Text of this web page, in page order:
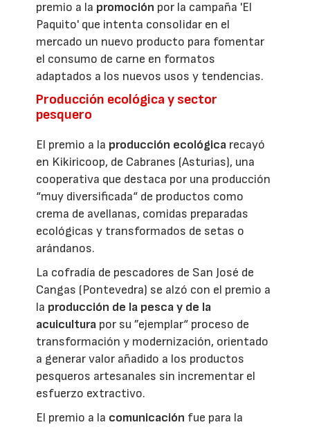
premio a la promoción por la campaña 'El
Paquito' que intenta consolidar en el
mercado un nuevo producto para fomentar
el consumo de carne en formatos
adaptados a los nuevos usos y tendencias.
Producción ecológica y sector
pesquero
El premio a la producción ecológica recayó
en Kikiricoop, de Cabranes (Asturias), una
cooperativa que destaca por una producción
“muy diversificada“ de productos como
crema de avellanas, comidas preparadas
ecológicas y transformados de setas o
arándanos.
La cofradía de pescadores de San José de
Cangas (Pontevedra) se alzó con el premio a
la producción de la pesca y de la
acuicultura por su ”ejemplar“ proceso de
transformación y modernización, orientado
a generar valor añadido a los productos
pesqueros artesanales sin incrementar el
esfuerzo extractivo.
El premio a la comunicación fue para la